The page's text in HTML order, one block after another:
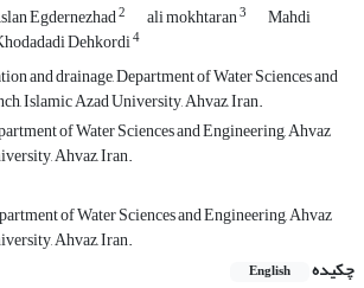
Egdernezhad2 ali mokhtaran3 Mahdi
Dehkordi4
and drainage, Department of Water Sciences and
Islamic Azad University, Ahvaz, Iran.
of Water Sciences and Engineering, Ahvaz
Ahvaz, Iran.
of Water Sciences and Engineering, Ahvaz
Ahvaz, Iran.
چکیده
English